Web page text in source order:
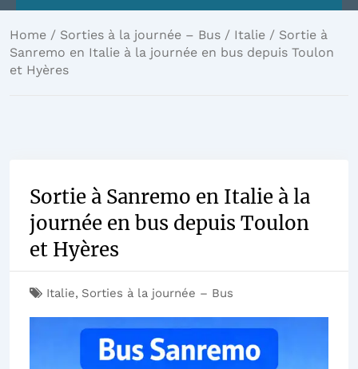
Home / Sorties à la journée – Bus / Italie / Sortie à
Sanremo en Italie à la journée en bus depuis Toulon
et Hyères
Sortie à Sanremo en Italie à la
journée en bus depuis Toulon
et Hyères
Italie, Sorties à la journée – Bus